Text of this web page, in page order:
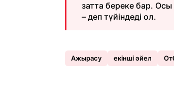
затта береке бар.
– деп түйіндеді ол.
Ажырасу екінші әйел